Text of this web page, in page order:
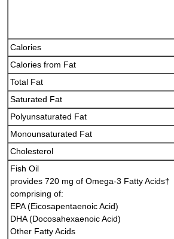
Calories
Calories from Fat
Total Fat
Saturated Fat
Polyunsaturated Fat
Monounsaturated Fat
Cholesterol
Fish Oil
provides 720 mg of Omega-3 Fatty Acids†
comprising of:
EPA (Eicosapentaenoic Acid)
DHA (Docosahexaenoic Acid)
Other Fatty Acids